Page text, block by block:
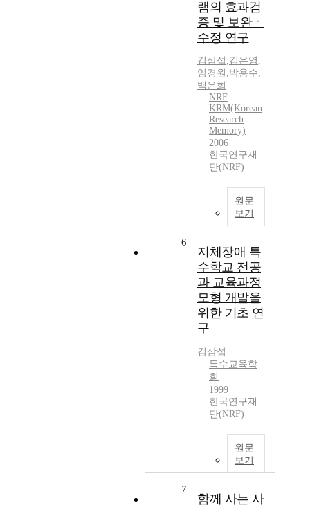
램의 효과검
증 및 보완ㆍ
수정 연구
김삼섭 ,김은영 ,
임경원 ,박용수,
백은희
NRF
KRM(Korean
Research
Memory)
2006
한국연구재
단(NRF)
원문
보기
6
지체장애 특
수학교 전공
과 교육과정
모형 개발을
위한 기초 연
구
김삼섭
특수교육학
회
1999
한국연구재
단(NRF)
원문
보기
7
함께 사는 사